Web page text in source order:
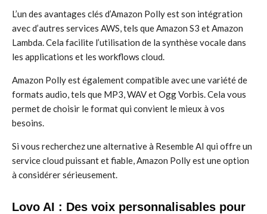
L’un des avantages clés d’Amazon Polly est son intégration
avec d’autres services AWS, tels que Amazon S3 et Amazon
Lambda. Cela facilite l’utilisation de la synthèse vocale dans
les applications et les workflows cloud.
Amazon Polly est également compatible avec une variété de
formats audio, tels que MP3, WAV et Ogg Vorbis. Cela vous
permet de choisir le format qui convient le mieux à vos
besoins.
Si vous recherchez une alternative à Resemble AI qui offre un
service cloud puissant et fiable, Amazon Polly est une option
à considérer sérieusement.
Lovo AI : Des voix personnalisables pour